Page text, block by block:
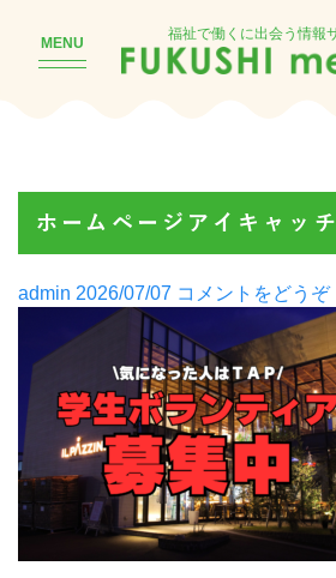
MENU
福祉で働くに出会う情報
ホームページアイキャッ
Posted
admin 2026/07/07 コメントをどうぞ(